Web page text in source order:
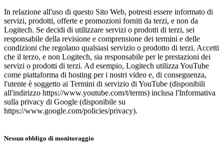
In relazione all'uso di questo Sito Web, potresti essere informato di
servizi, prodotti, offerte e promozioni forniti da terzi, e non da
Logitech. Se decidi di utilizzare servizi o prodotti di terzi, sei
responsabile della revisione e comprensione dei termini e delle
condizioni che regolano qualsiasi servizio o prodotto di terzi. Accetti
che il terzo, e non Logitech, sia responsabile per le prestazioni dei
servizi o prodotti di terzi. Ad esempio, Logitech utilizza YouTube
come piattaforma di hosting per i nostri video e, di conseguenza,
l'utente è soggetto ai Termini di servizio di YouTube (disponibili
all'indirizzo https://www.youtube.com/t/terms) inclusa l'Informativa
sulla privacy di Google (disponibile su
https://www.google.com/policies/privacy).
Nessun obbligo di monitoraggio